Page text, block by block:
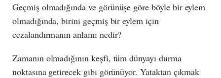
Geçmiş olmadığında ve görünüşe göre böyle bir eylem
olmadığında, birini geçmiş bir eylem için
cezalandırmanın anlamı nedir?
Zamanın olmadığının keşfi, tüm dünyayı durma
noktasına getirecek gibi görünüyor. Yataktan çıkmak